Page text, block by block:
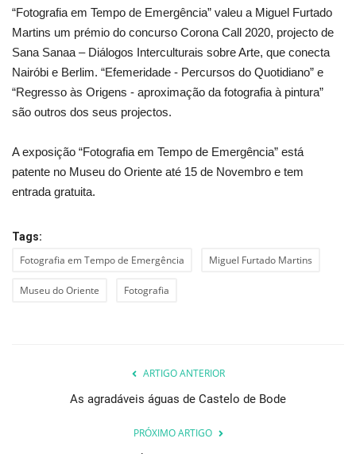
“Fotografia em Tempo de Emergência” valeu a Miguel Furtado
Martins um prémio do concurso Corona Call 2020, projecto de
Sana Sanaa – Diálogos Interculturais sobre Arte, que conecta
Nairóbi e Berlim. “Efemeridade - Percursos do Quotidiano” e
“Regresso às Origens - aproximação da fotografia à pintura”
são outros dos seus projectos.
A exposição “Fotografia em Tempo de Emergência” está
patente no Museu do Oriente até 15 de Novembro e tem
entrada gratuita.
Tags:
Fotografia em Tempo de Emergência Miguel Furtado Martins
Museu do Oriente Fotografia
ARTIGO ANTERIOR
As agradáveis águas de Castelo de Bode
PRÓXIMO ARTIGO